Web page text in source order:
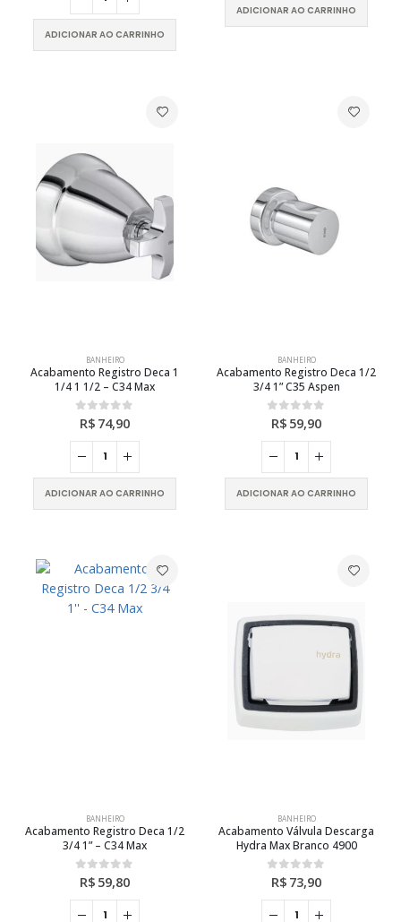
ADICIONAR AO CARRINHO
ADICIONAR AO CARRINHO
BANHEIRO
Acabamento Registro Deca 1
1/4 1 1/2 – C34 Max
0out of 5
R$ 74,90
ADICIONAR AO CARRINHO
BANHEIRO
Acabamento Registro Deca 1/2
3/4 1” C35 Aspen
0out of 5
R$ 59,90
ADICIONAR AO CARRINHO
BANHEIRO
Acabamento Registro Deca 1/2
3/4 1” – C34 Max
0out of 5
R$ 59,80
BANHEIRO
Acabamento Válvula Descarga
Hydra Max Branco 4900
0out of 5
R$ 73,90